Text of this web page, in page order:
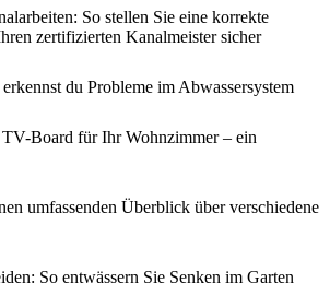
So stellen Sie eine korrekte
zertifizierten Kanalmeister sicher
du Probleme im Abwassersystem
Board für Ihr Wohnzimmer – ein
umfassenden Überblick über verschiedene
So entwässern Sie Senken im Garten